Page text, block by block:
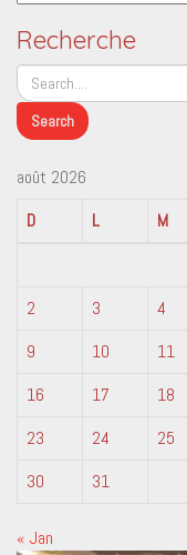
Recherche
août 2026
D
L M
2
3 4
9
10 11
16
17 18
23
24 25
30
31
« Jan